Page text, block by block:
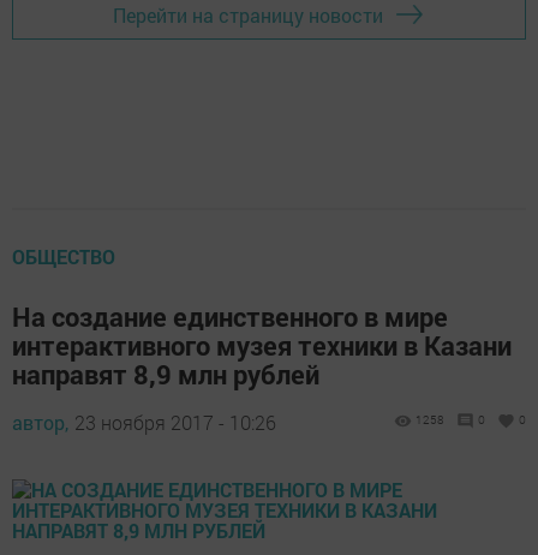
Перейти на страницу новости
ОБЩЕСТВО
На создание единственного в мире
интерактивного музея техники в Казани
направят 8,9 млн рублей
автор, 23 ноября 2017 - 10:26 1258 0 0